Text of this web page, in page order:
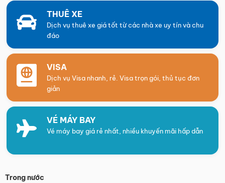
THUÊ XE
Dịch vụ thuê xe giá tốt từ các nhà xe uy tín và chu
đáo
VISA
Dịch vụ Visa nhanh, rẻ. Visa trọn gói, thủ tục đơn
giản
VÉ MÁY BAY
Vé máy bay giá rẻ nhất, nhiều khuyến mãi hấp dẫn
Trong nước